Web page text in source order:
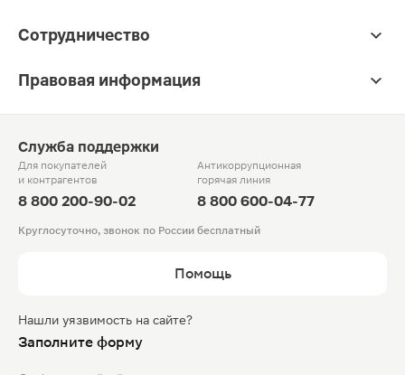
Сотрудничество
Правовая информация
Служба поддержки
Для покупателей
и контрагентов
8 800 200-90-02
Антикоррупционная
горячая линия
8 800 600-04-77
Круглосуточно, звонок по России бесплатный
Помощь
Нашли уязвимость на сайте?
Заполните форму